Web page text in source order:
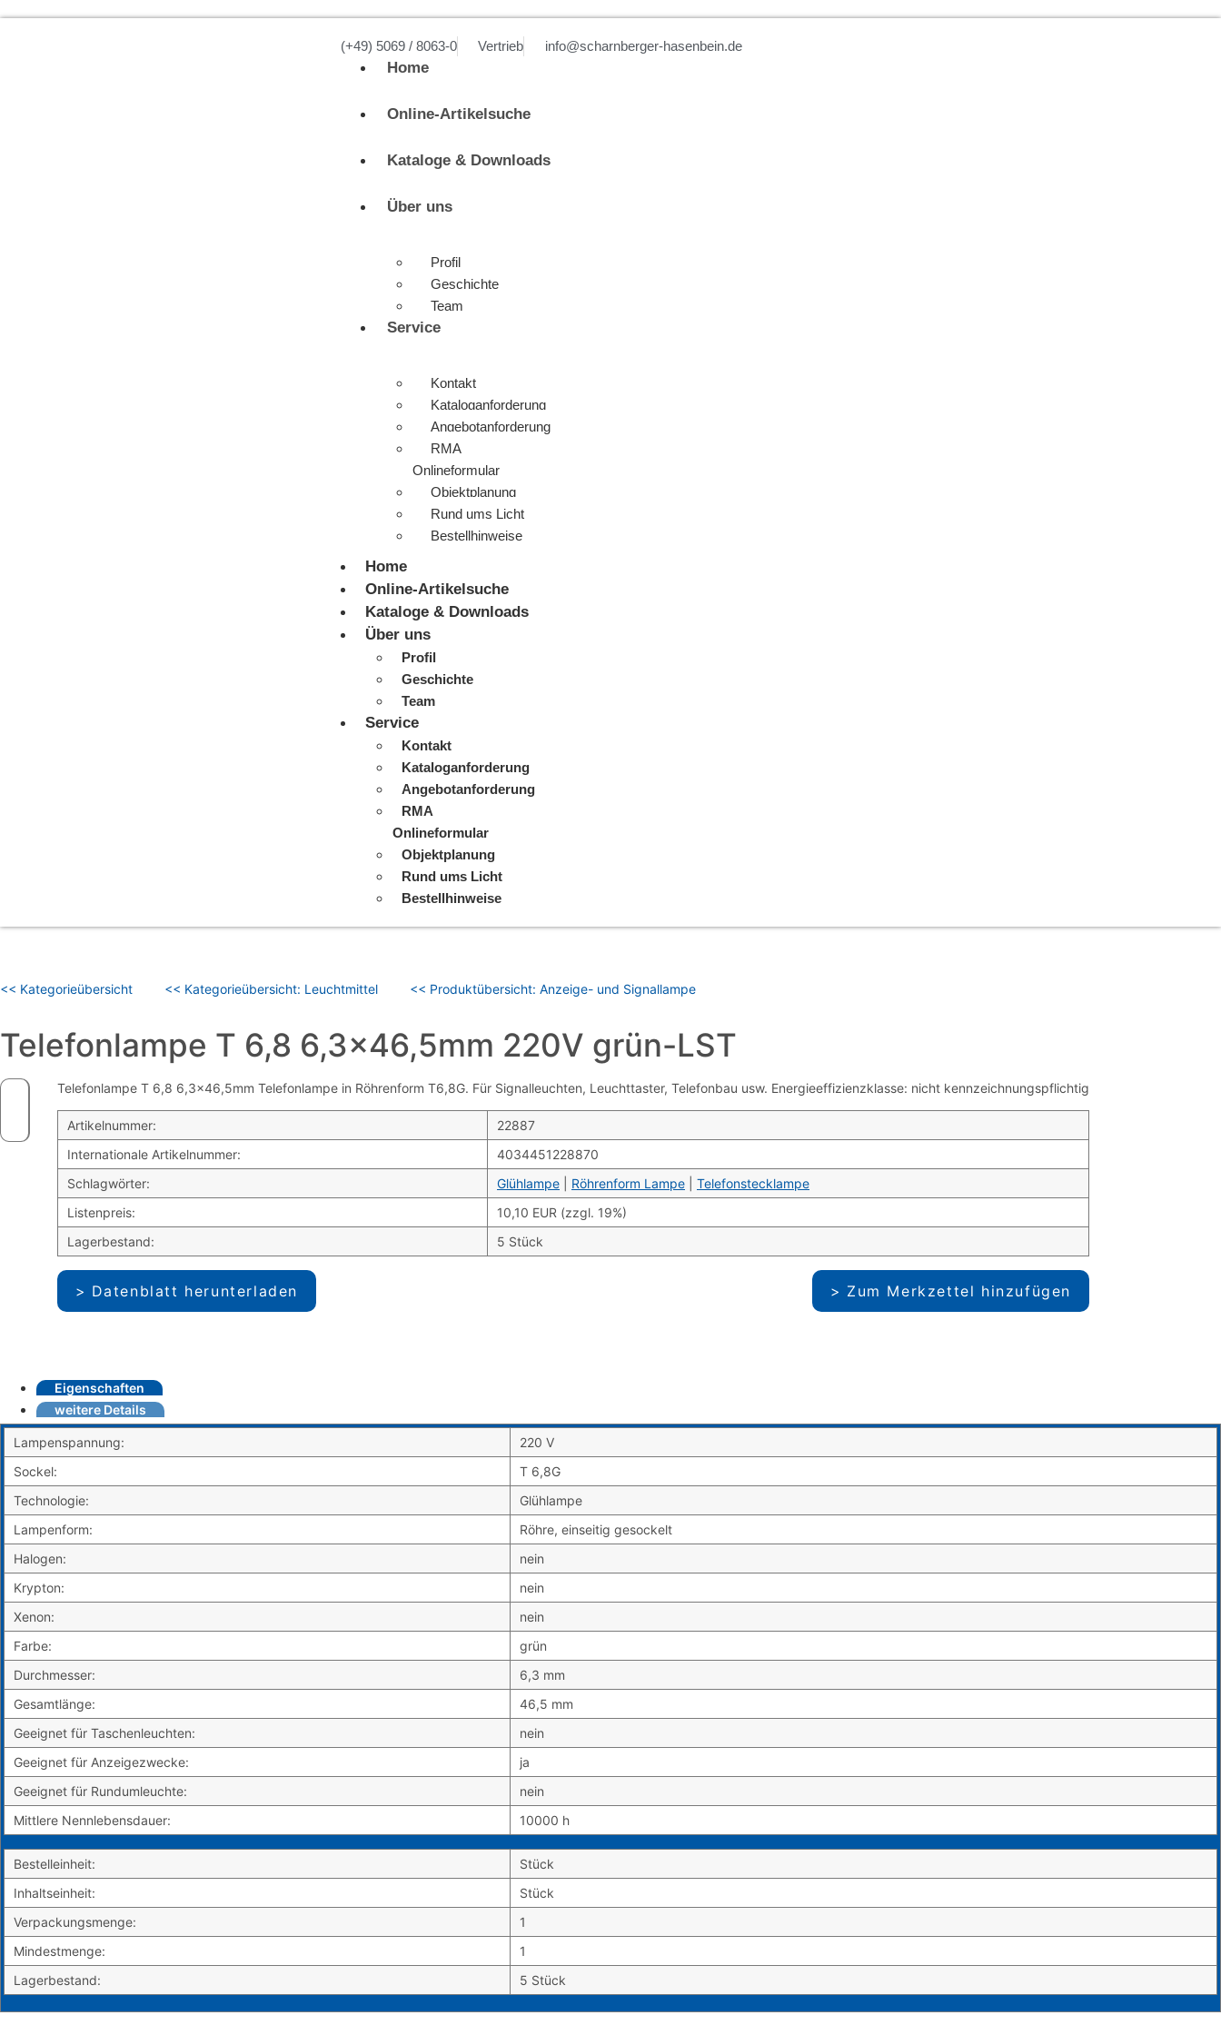
(+49) 5069 / 8063-0 Vertrieb info@scharnberger-hasenbein.de
Home
Online-Artikelsuche
Kataloge & Downloads
Über uns
Profil
Geschichte
Team
Service
Kontakt
Kataloganforderung
Angebotanforderung
RMA
Onlineformular
Objektplanung
Rund ums Licht
Bestellhinweise
Home
Online-Artikelsuche
Kataloge & Downloads
Über uns
Profil
Geschichte
Team
Service
Kontakt
Kataloganforderung
Angebotanforderung
RMA
Onlineformular
Objektplanung
Rund ums Licht
Bestellhinweise
<< Kategorieübersicht << Kategorieübersicht: Leuchtmittel << Produktübersicht: Anzeige- und Signallampe
Telefonlampe T 6,8 6,3×46,5mm 220V grün-LST
Telefonlampe T 6,8 6,3×46,5mm Telefonlampe in Röhrenform T6,8G. Für Signalleuchten, Leuchttaster, Telefonbau usw. Energieeffizienzklasse: nicht kennzeichnungspflichtig
Artikelnummer:
22887
Internationale Artikelnummer:
4034451228870
Schlagwörter:
Glühlampe Röhrenform Lampe
Telefonstecklampe
Listenpreis:
10,10 EUR (zzgl. 19%)
Lagerbestand:
5 Stück
Datenblatt herunterladen Zum Merkzettel hinzufügen
Eigenschaften
weitere Details
Lampenspannung:
220 V
Sockel:
T 6,8G
Technologie:
Glühlampe
Lampenform:
Röhre, einseitig gesockelt
Halogen:
nein
Krypton:
nein
Xenon:
nein
Farbe:
grün
Durchmesser:
6,3 mm
Gesamtlänge:
46,5 mm
Geeignet für Taschenleuchten:
nein
Geeignet für Anzeigezwecke:
ja
Geeignet für Rundumleuchte:
nein
Mittlere Nennlebensdauer:
10000 h
Bestelleinheit:
Stück
Inhaltseinheit:
Stück
Verpackungsmenge:
1
Mindestmenge:
1
Lagerbestand:
5 Stück